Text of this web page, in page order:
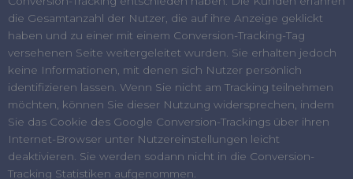
die Gesamtanzahl der Nutzer, die auf ihre Anzeige geklickt
haben und zu einer mit einem Conversion-Tracking-Tag
versehenen Seite weitergeleitet wurden. Sie erhalten jedoch
keine Informationen, mit denen sich Nutzer persönlich
identifizieren lassen. Wenn Sie nicht am Tracking teilnehmen
möchten, können Sie dieser Nutzung widersprechen, indem
Sie das Cookie des Google Conversion-Trackings über ihren
Internet-Browser unter Nutzereinstellungen leicht
deaktivieren. Sie werden sodann nicht in die Conversion-
Tracking Statistiken aufgenommen.